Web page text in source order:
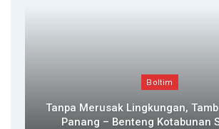
Boltim
Tanpa Merusak Lingkungan,
Panang – Benteng Kotabunan